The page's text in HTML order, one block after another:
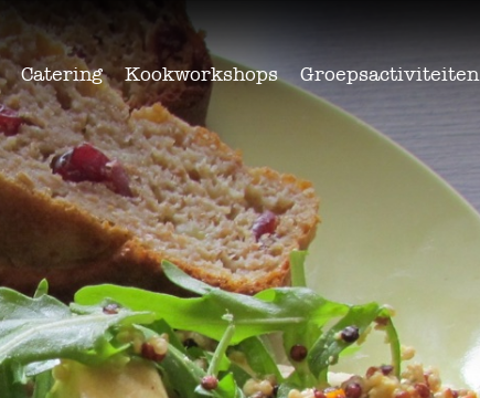
Catering Kookworkshops Groepsactiviteiten